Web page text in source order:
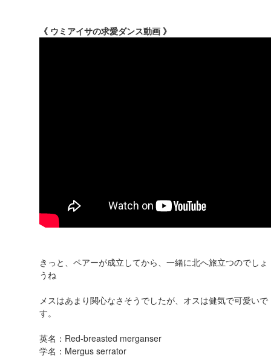
《 ウミアイサの求愛ダンス動画 》
きっと、ペアーが成立してから、一緒に北へ旅立つのでしょ
うね
メスはあまり関心なさそうでしたが、オスは健気で可愛いで
す。
英名：Red-breasted merganser
学名：Mergus serrator